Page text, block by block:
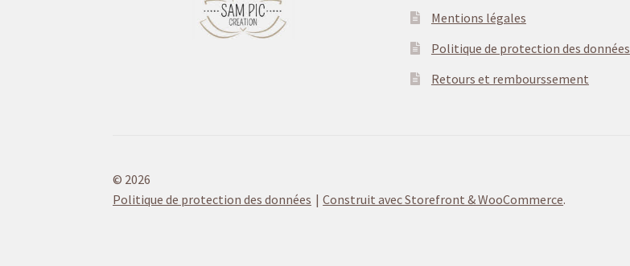
Mentions légales
Politique de protection des données
Retours et rembourssement
© 2026
Politique de protection des données
Construit avec Storefront & WooCommerce.